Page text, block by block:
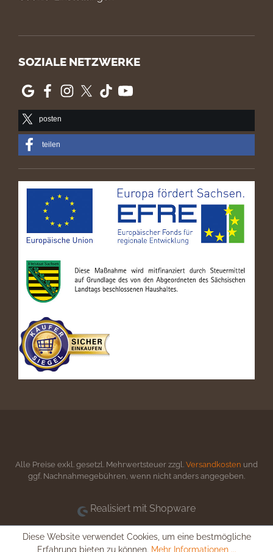
SOZIALE NETZWERKE
posten
teilen
Alle Preise exkl. gesetzl. Mehrwertsteuer zzgl. Versandkosten und
ggf. Nachnahmegebühren, wenn nicht anders angegeben.
Realisiert mit Shopware
Diese Website verwendet Cookies, um eine bestmögliche
Erfahrung bieten zu können. Mehr Informationen ...